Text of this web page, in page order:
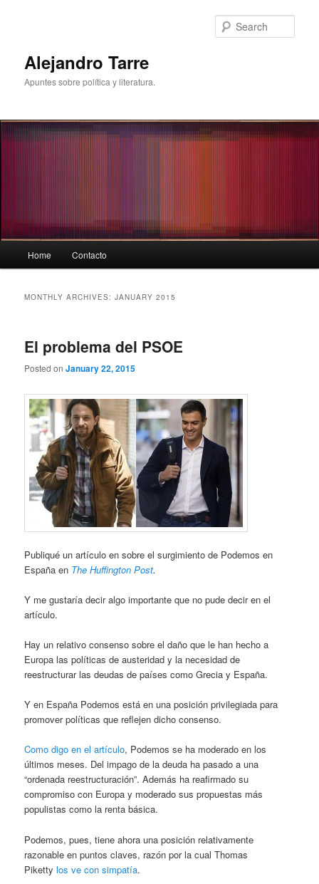
Alejandro Tarre
Apuntes sobre política y literatura.
Home Contacto
MONTHLY ARCHIVES:JANUARY 2015
El problema del PSOE
Posted onJanuary 22, 2015
Publiqué un artículo en sobre el surgimiento de Podemos en
España en The Huffington Post.
Y me gustaría decir algo importante que no pude decir en el
artículo.
Hay un relativo consenso sobre el daño que le han hecho a
Europa las políticas de austeridad y la necesidad de
reestructurar las deudas de países como Grecia y España.
Y en España Podemos está en una posición privilegiada para
promover políticas que reflejen dicho consenso.
Como digo en el artículo, Podemos se ha moderado en los
últimos meses. Del impago de la deuda ha pasado a una
“ordenada reestructuración”. Además ha reafirmado su
compromiso con Europa y moderado sus propuestas más
populistas como la renta básica.
Podemos, pues, tiene ahora una posición relativamente
razonable en puntos claves, razón por la cual Thomas
Pikettylos ve con simpatía.